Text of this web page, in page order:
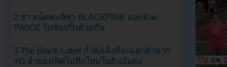
2.ชาวเน็ตพบลิซ่า BLACKPINK และมินะ
TWICE ไปช้อปปิ้งด้วยกัน
3.The Black Label กำลังเล็งที่จะแยกตัวจาก
YG ย้ายอฟฟิศไปตึกใหม่ในฮันนัมดง